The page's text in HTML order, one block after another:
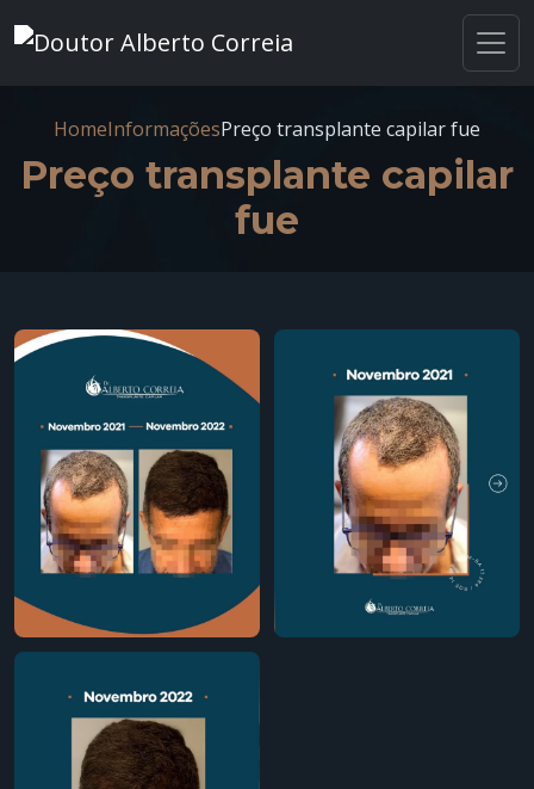
HomeInformaçõesPreço transplante capilar fue
Preço transplante capilar
fue